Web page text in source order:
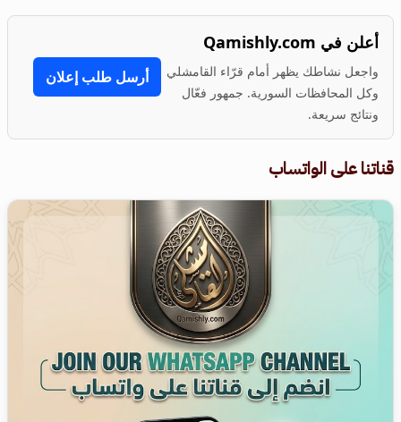
أعلن في Qamishly.com
واجعل نشاطك يظهر أمام قرّاء القامشلي
وكل المحافظات السورية. جمهور فعّال
ونتائج سريعة.
أرسل طلب إعلان
قناتنا على الواتساب